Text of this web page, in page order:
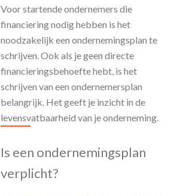
Voor startende ondernemers die
financiering nodig hebben is het
noodzakelijk een ondernemingsplan te
schrijven. Ook als je geen directe
financieringsbehoefte hebt, is het
schrijven van een ondernemersplan
belangrijk. Het geeft je inzicht in de
levensvatbaarheid van je onderneming.
Is een ondernemingsplan
verplicht?